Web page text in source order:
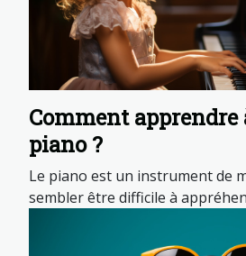
Comment apprendre
piano ?
Le piano est un instrument de
sembler être difficile à